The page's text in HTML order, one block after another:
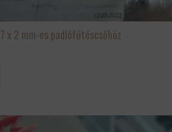
x 2 mm-es padlófűtéscsőhöz